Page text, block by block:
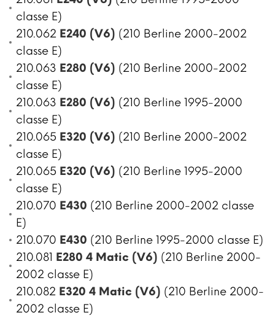
classe E)
210.062 E240 (V6) (210 Berline 2000-2002
classe E)
210.063 E280 (V6) (210 Berline 2000-2002
classe E)
210.063 E280 (V6) (210 Berline 1995-2000
classe E)
210.065 E320 (V6) (210 Berline 2000-2002
classe E)
210.065 E320 (V6) (210 Berline 1995-2000
classe E)
210.070 E430 (210 Berline 2000-2002 classe
E)
210.070 E430 (210 Berline 1995-2000 classe E)
210.081 E280 4 Matic (V6) (210 Berline 2000-
2002 classe E)
210.082 E320 4 Matic (V6) (210 Berline 2000-
2002 classe E)